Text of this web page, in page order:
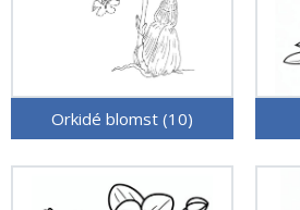
Orkidé blomst (10)